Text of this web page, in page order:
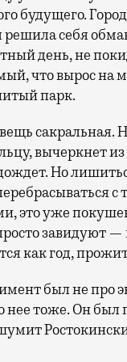
будущего.
решила себя
день, не
что вырос на
парк.
сакральная.
вычеркнет
Но
это уже
завидуют —
как год,
был не про
нее тоже. Он был